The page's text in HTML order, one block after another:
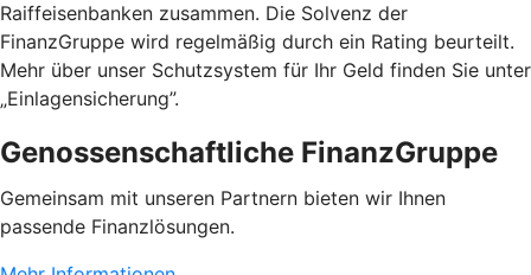
Raiffeisenbanken zusammen. Die Solvenz der
FinanzGruppe wird regelmäßig durch ein Rating beurteilt.
Mehr über unser Schutzsystem für Ihr Geld finden Sie unter
„Einlagensicherung”.
Genossenschaftliche FinanzGruppe
Gemeinsam mit unseren Partnern bieten wir Ihnen
passende Finanzlösungen.